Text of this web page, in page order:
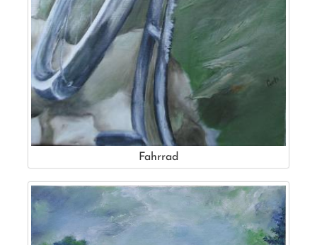
Fahrrad